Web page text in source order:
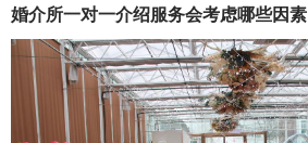
婚介所一对一介绍服务会考虑哪些因素